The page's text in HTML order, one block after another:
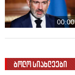
00:00
ბოლო სიახლეები